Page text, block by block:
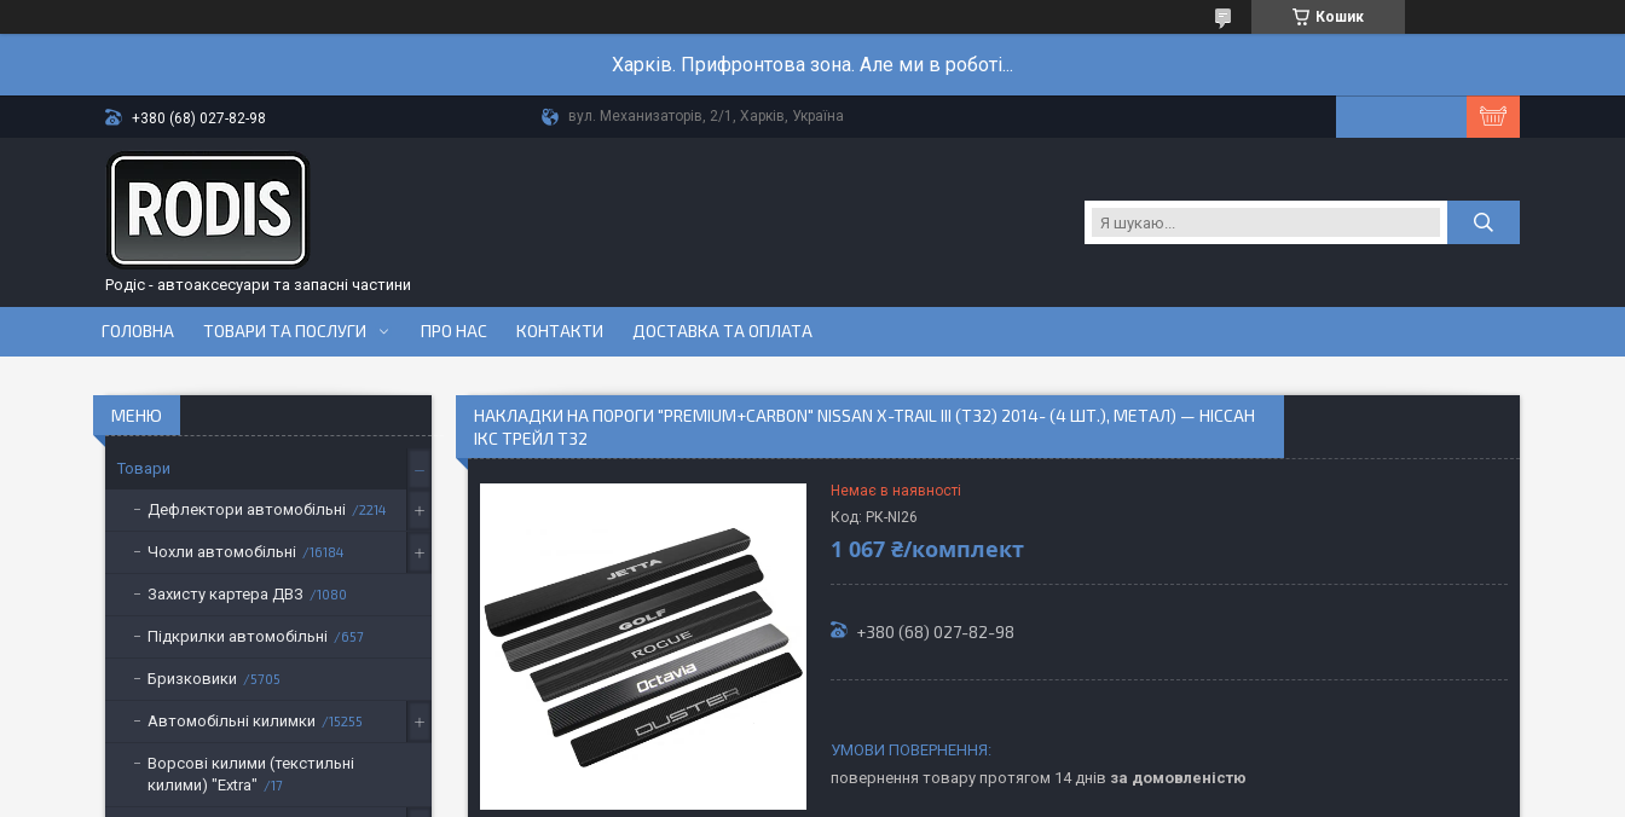
Кошик
Харків. Прифронтова зона. Але ми в роботі...
+380 (68) 027-82-98 вул. Механизаторів, 2/1, Харків, Україна
Родіс - автоаксесуари та запасні частини
ГОЛОВНА ТОВАРИ ТА ПОСЛУГИ ПРО НАС КОНТАКТИ ДОСТАВКА ТА ОПЛАТА
НАКЛАДКИ НА ПОРОГИ "PREMIUM+CARBON" NISSAN X-TRAIL III (T32) 2014- (4 ШТ.), МЕТАЛ) — НІССАН
ІКС ТРЕЙЛ Т32
Немає в наявності
Код: PК-NI26
1 067 ₴/комплект
+380 (68) 027-82-98
повернення товару протягом 14 днів за домовленістю
Товари
Дефлектори автомобільні 2214
Чохли автомобільні 16184
Захисту картера ДВЗ 1080
Підкрилки автомобільні 657
Бризковики 5705
Автомобільні килимки 15255
Ворсові килими (текстильні
килими) "Extra"
17